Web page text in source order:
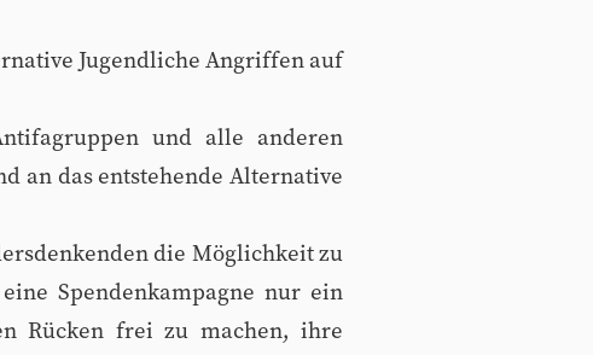
Jugendliche Angriffen auf
und alle anderen
an das entstehende Alternative
die Möglichkeit zu
Spendenkampagne nur ein
Rücken frei zu machen, ihre